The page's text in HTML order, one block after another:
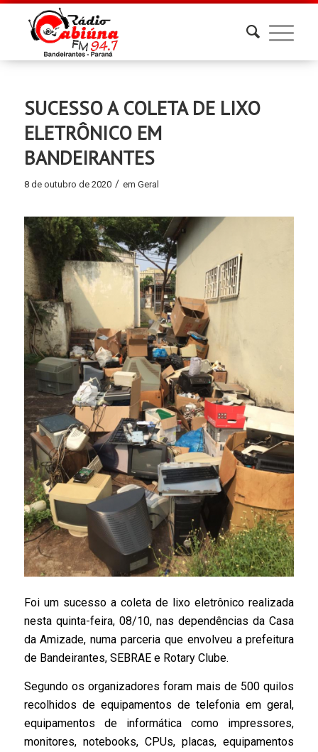
SUCESSO A COLETA DE LIXO
ELETRÔNICO EM
BANDEIRANTES
8 de outubro de 2020 / em Geral
Foi um sucesso a coleta de lixo eletrônico realizada
nesta quinta-feira, 08/10, nas dependências da Casa
da Amizade, numa parceria que envolveu a prefeitura
de Bandeirantes, SEBRAE e Rotary Clube.
Segundo os organizadores foram mais de 500 quilos
recolhidos de equipamentos de telefonia em geral,
equipamentos de informática como impressores,
monitores, notebooks, CPUs, placas, equipamentos